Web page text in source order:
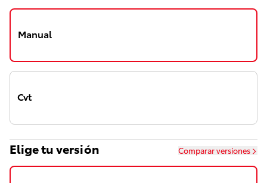
Manual
Cvt
Elige tu versión Comparar versiones